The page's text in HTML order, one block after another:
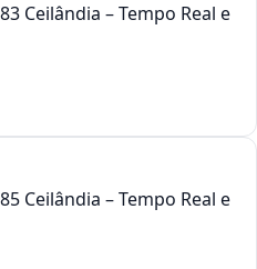
Ceilândia – Tempo Real e
Ceilândia – Tempo Real e